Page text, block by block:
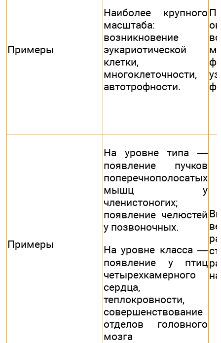
Примеры
Наиболее крупного
масштаба:
возникновение
эукариотической
клетки,
многоклеточности,
автотрофности.
Примеры
На уровне типа —
появление пучков
поперечнополосатых
мышц у
членистоногих;
появление челюстей
у позвоночных.
На уровне класса —
появление у птиц
четырехкамерного
сердца,
теплокровности,
совершенствование
отделов головного
мозга